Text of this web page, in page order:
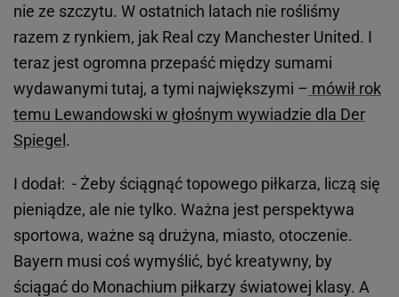
nie ze szczytu. W ostatnich latach nie rośliśmy
razem z rynkiem, jak Real czy Manchester United. I
teraz jest ogromna przepaść między sumami
wydawanymi tutaj, a tymi największymi – mówił rok
temu Lewandowski w głośnym wywiadzie dla Der
Spiegel.
I dodał: - Żeby ściągnąć topowego piłkarza, liczą się
pieniądze, ale nie tylko. Ważna jest perspektywa
sportowa, ważne są drużyna, miasto, otoczenie.
Bayern musi coś wymyślić, być kreatywny, by
ściągać do Monachium piłkarzy światowej klasy. A